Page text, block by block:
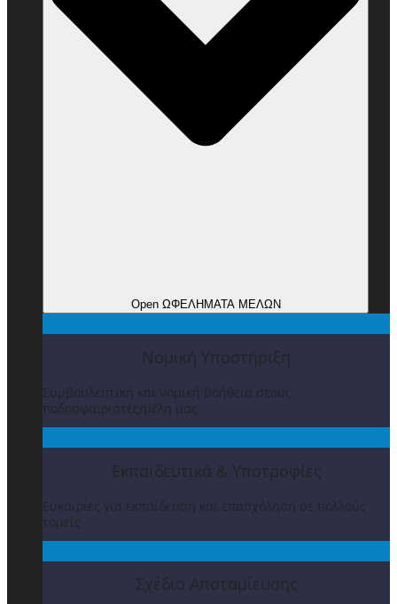
Open ΩΦΕΛΗΜΑΤΑ ΜΕΛΩΝ
Νομική Υποστήριξη
Συμβουλευτική και νομική βοήθεια στους
ποδοσφαιριστές/μέλη μας
Εκπαιδευτικά & Υποτροφίες
Ευκαιρίες για εκπαίδευση και επασχόληση σε πολλούς
τομείς
Σχέδιο Αποταμίευσης